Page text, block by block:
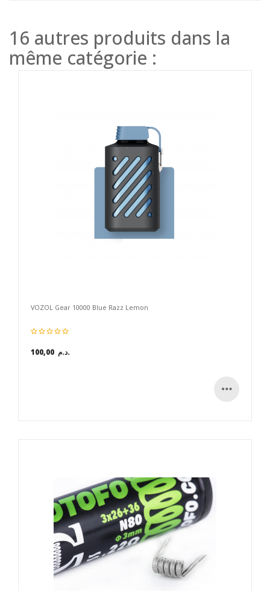
16 autres produits dans la
même catégorie :
VOZOL Gear 10000 Blue Razz Lemon
100,00 د.م.